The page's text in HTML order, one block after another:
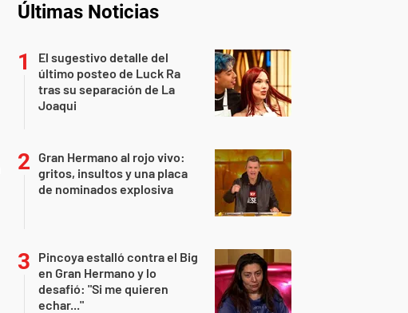
Últimas Noticias
El sugestivo detalle del
último posteo de Luck Ra
tras su separación de La
Joaqui
Gran Hermano al rojo vivo:
gritos, insultos y una placa
de nominados explosiva
Pincoya estalló contra el Big
en Gran Hermano y lo
desafió: "Si me quieren
echar..."